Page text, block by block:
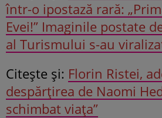
într-o ipostază rară:
Evei!” Imaginile postate
al Turismului s-au
Citeşte şi: Florin Ristei,
despărțirea de Naomi
schimbat viața”